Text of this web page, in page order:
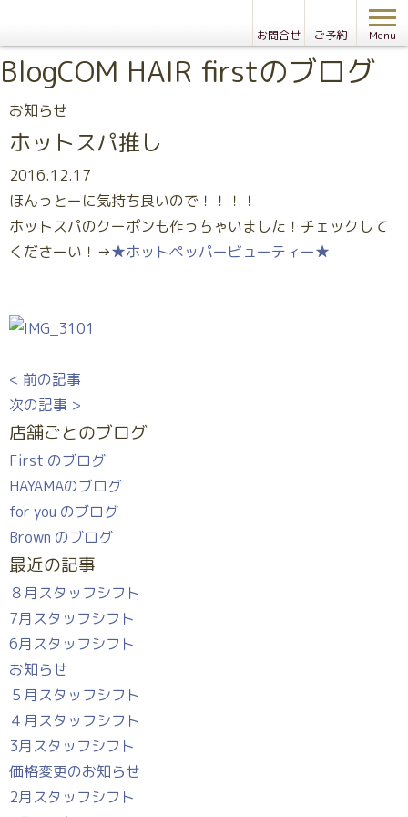
お問合せ ご予約 Menu
BlogCOM HAIR firstのブログ
お知らせ
ホットスパ推し
2016.12.17
ほんっとーに気持ち良いので！！！！
ホットスパのクーポンも作っちゃいました！チェックして
くださーい！→★ホットペッパービューティー★
< 前の記事
次の記事 >
店舗ごとのブログ
First のブログ
HAYAMAのブログ
for you のブログ
Brown のブログ
最近の記事
８月スタッフシフト
7月スタッフシフト
6月スタッフシフト
お知らせ
５月スタッフシフト
４月スタッフシフト
3月スタッフシフト
価格変更のお知らせ
2月スタッフシフト